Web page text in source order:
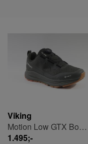
Viking
Motion Low GTX Boa M
1.495;-